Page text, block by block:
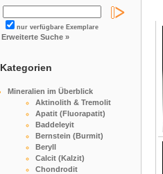
nur verfügbare Exemplare
Erweiterte Suche »
Kategorien
Mineralien im Überblick
Aktinolith & Tremolit
Apatit (Fluorapatit)
Baddeleyit
Bernstein (Burmit)
Beryll
Calcit (Kalzit)
Chondrodit